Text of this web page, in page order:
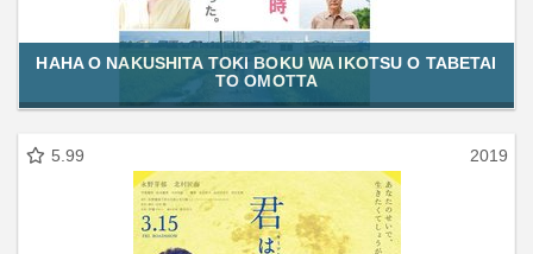
HAHA O NAKUSHITA TOKI BOKU WA IKOTSU O TABETAI
TO OMOTTA
5.99 2019